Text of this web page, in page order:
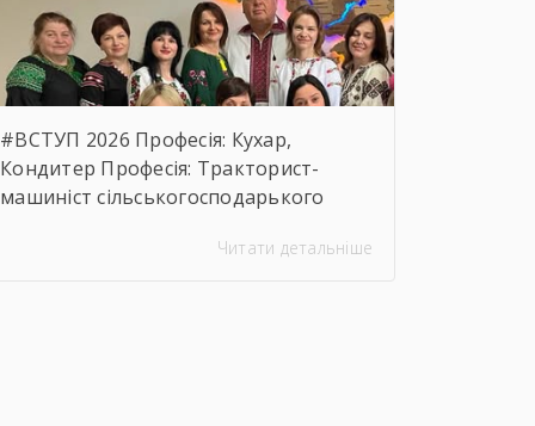
предмета закупівлі.
https://drive.google.com/file/d/
usp=sharing
#ВСТУП 2026 Професія: Кухар,
Кондитер Професія: Тракторист-
машиніст сільськогосподарького
Сільськогосподарських машин та
Читати детальніше